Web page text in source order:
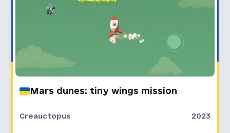
Mars dunes: tiny wings mission
Creauctopus 2023